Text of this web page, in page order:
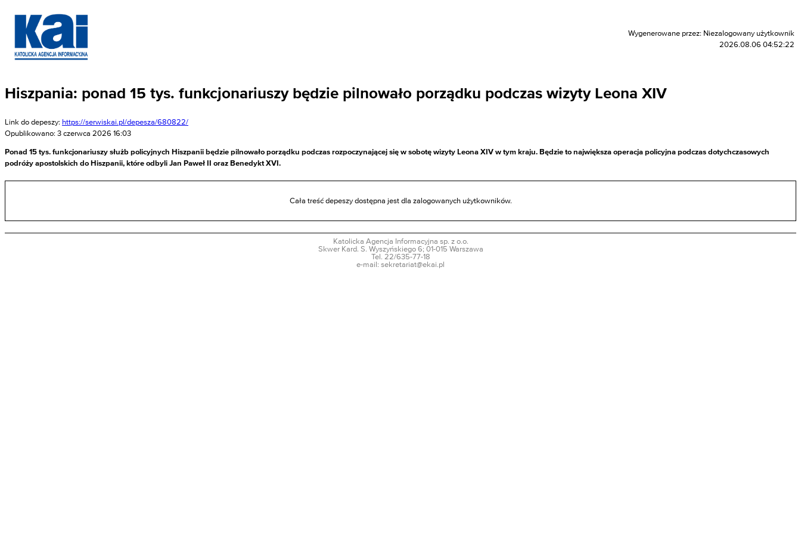
Wygenerowane przez: Niezalogowany użytkownik
2026.08.06 04:52:22
Hiszpania: ponad 15 tys. funkcjonariuszy będzie pilnowało porządku podczas wizyty Leona XIV
Link do depeszy: https://serwiskai.pl/depesza/680822/
Opublikowano: 3 czerwca 2026 16:03
Ponad 15 tys. funkcjonariuszy służb policyjnych Hiszpanii będzie pilnowało porządku podczas rozpoczynającej się w sobotę wizyty Leona XIV w tym kraju. Będzie to największa operacja policyjna podczas dotychczasowych
podróży apostolskich do Hiszpanii, które odbyli Jan Paweł II oraz Benedykt XVI.
Cała treść depeszy dostępna jest dla zalogowanych użytkowników.
Katolicka Agencja Informacyjna sp. z o.o.
Skwer Kard. S. Wyszyńskiego 6; 01-015 Warszawa
Tel. 22/635-77-18
e-mail: sekretariat@ekai.pl